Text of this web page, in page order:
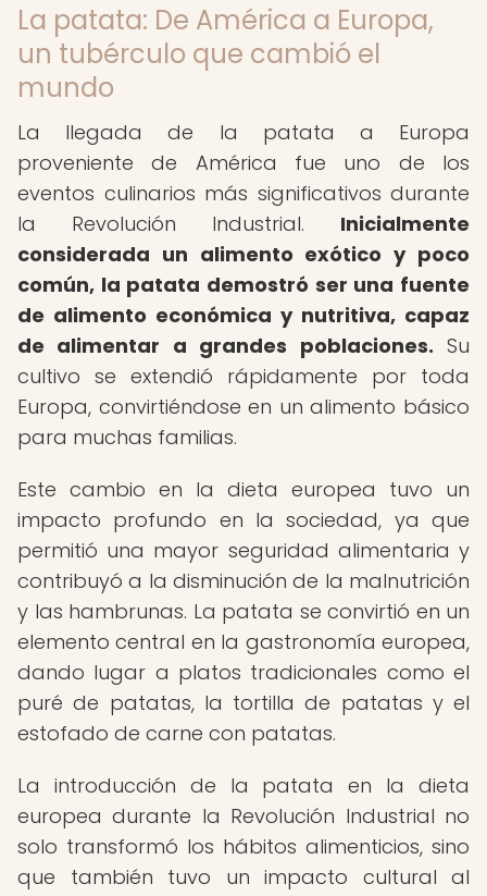
La patata: De América a Europa,
un tubérculo que cambió el
mundo
La llegada de la patata a Europa
proveniente de América fue uno de los
eventos culinarios más significativos durante
la Revolución Industrial. Inicialmente
considerada un alimento exótico y poco
común, la patata demostró ser una fuente
de alimento económica y nutritiva, capaz
de alimentar a grandes poblaciones. Su
cultivo se extendió rápidamente por toda
Europa, convirtiéndose en un alimento básico
para muchas familias.
Este cambio en la dieta europea tuvo un
impacto profundo en la sociedad, ya que
permitió una mayor seguridad alimentaria y
contribuyó a la disminución de la malnutrición
y las hambrunas. La patata se convirtió en un
elemento central en la gastronomía europea,
dando lugar a platos tradicionales como el
puré de patatas, la tortilla de patatas y el
estofado de carne con patatas.
La introducción de la patata en la dieta
europea durante la Revolución Industrial no
solo transformó los hábitos alimenticios, sino
que también tuvo un impacto cultural al